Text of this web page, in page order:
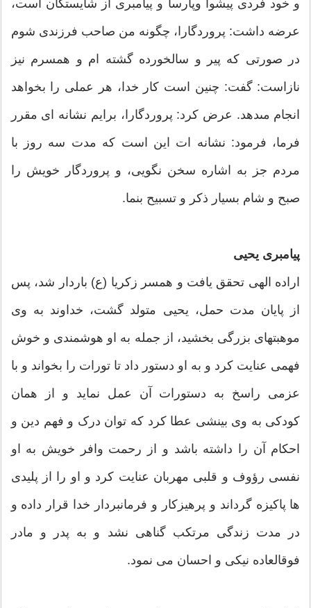
و خود فردى پیشوا وپارسا و پیامبرى از شایستگان است،
عرضه داشت: پروردگارا، چگونه من صاحب فرزندى شوم
در صورتى که پیر و سالخورده گشته ‏ام و همسرم نیز
نازاست: گفت: چنین است کار خدا، هر عملى را بخواهد
انجام مى‏دهد. عرض کرد: پروردگارا، برایم نشانه ‏اى مقرر
فرما، فرمود: نشانه‏ ات این است که مدت سه روز با
مردم جز به اشاره سخن نگویى، و پروردگار خویش را
صبح و شام بسیار ذکر و تسبیح بنما.
پیامبرى یحیى
اراده الهى تحقق یافت و همسر زکریا (ع) باردار شد، پس
از پایان مدت حمل، یحیى متولد گشت، خداوند به وى
موهبت‏هاى بزرگى بخشید، از جمله به او هوشمندى و خوش
فهمى عنایت کرد و به او دستور داد تا تورات را بخواند و با
عزمى راسخ به دستورات آن عمل نماید و از همان
کودکى به وى بینشى عطا کرد که توان درک و فهم دین و
احکام آن را داشته باشد و از رحمت وافر خویش به او
نفسى رؤوف و قلبى مهربان عنایت کرد و او را از پلیدى‏
ها پاکیزه گرداند و پرهیزکار و فرمانبردار خدا قرار داده و
در مدت زندگى مرتکب گناهى نشد و به پدر و مادر
فوق‏العاده نیکى و احسان مى‏ نمود.